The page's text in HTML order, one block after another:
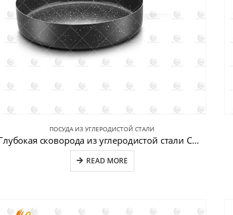
ПОСУДА ИЗ УГЛЕРОДИСТОЙ СТАЛИ
Глубокая сковорода из углеродистой стали CW-CS024
READ MORE